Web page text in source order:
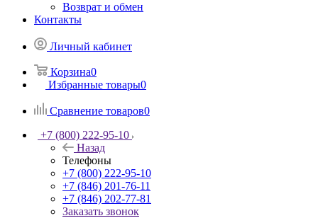
Возврат и обмен
Контакты
Личный кабинет
Корзина0
Избранные товары0
Сравнение товаров0
+7 (800) 222-95-10
Назад
Телефоны
+7 (800) 222-95-10
+7 (846) 201-76-11
+7 (846) 202-77-81
Заказать звонок